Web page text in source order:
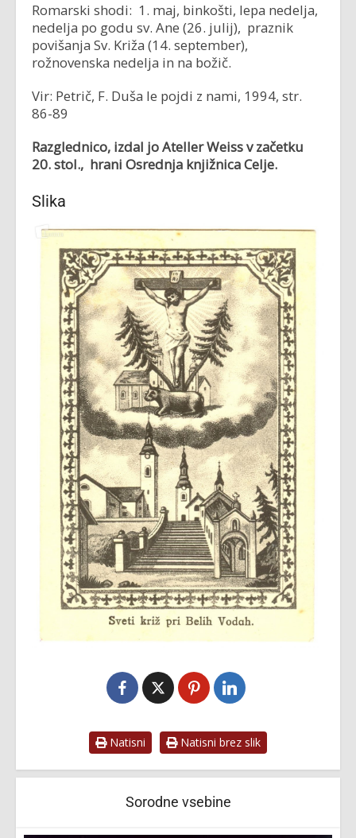
Romarski shodi: 1. maj, binkošti, lepa nedelja,
nedelja po godu sv. Ane (26. julij), praznik
povišanja Sv. Križa (14. september),
rožnovenska nedelja in na božič.
Vir: Petrič, F. Duša le pojdi z nami, 1994, str.
86-89
Razglednico, izdal jo Ateller Weiss v začetku
20. stol., hrani Osrednja knjižnica Celje.
Slika
Natisni Natisni brez slik
Sorodne vsebine